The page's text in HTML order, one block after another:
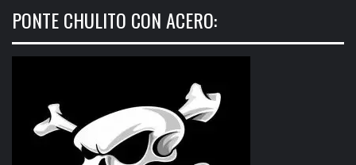
PONTE CHULITO CON ACERO: